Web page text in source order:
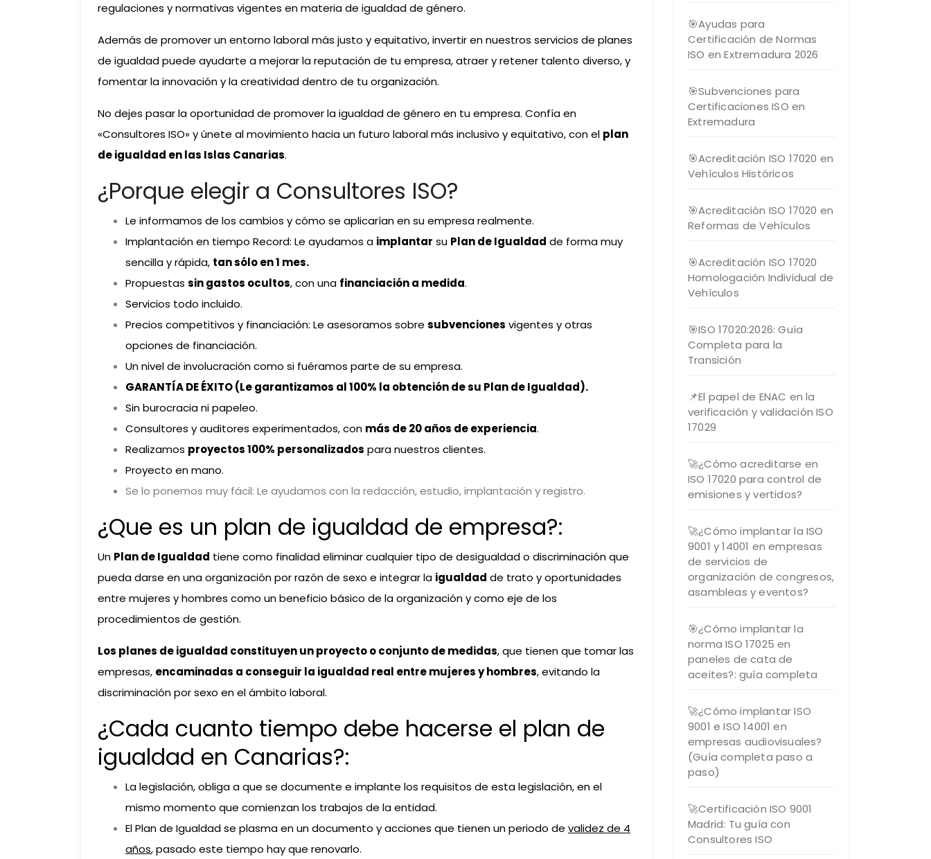
regulaciones y normativas vigentes en materia de igualdad de género.
Además de promover un entorno laboral más justo y equitativo, invertir en nuestros servicios de planes
de igualdad puede ayudarte a mejorar la reputación de tu empresa, atraer y retener talento diverso, y
fomentar la innovación y la creatividad dentro de tu organización.
No dejes pasar la oportunidad de promover la igualdad de género en tu empresa. Confía en
«Consultores ISO» y únete al movimiento hacia un futuro laboral más inclusivo y equitativo, con el plan
de igualdad en las Islas Canarias.
¿Porque elegir a Consultores ISO?
Le informamos de los cambios y cómo se aplicarían en su empresa realmente.
Implantación en tiempo Record: Le ayudamos a implantar su Plan de Igualdad de forma muy
sencilla y rápida, tan sólo en 1 mes.
Propuestas sin gastos ocultos, con una financiación a medida.
Servicios todo incluido.
Precios competitivos y financiación: Le asesoramos sobre subvenciones vigentes y otras
opciones de financiación.
Un nivel de involucración como si fuéramos parte de su empresa.
GARANTÍA DE ÉXITO (Le garantizamos al 100% la obtención de su Plan de Igualdad).
Sin burocracia ni papeleo.
Consultores y auditores experimentados, con más de 20 años de experiencia.
Realizamos proyectos 100% personalizados para nuestros clientes.
Proyecto en mano.
Se lo ponemos muy fácil: Le ayudamos con la redacción, estudio, implantación y registro.
¿Que es un plan de igualdad de empresa?:
Un Plan de Igualdad tiene como finalidad eliminar cualquier tipo de desigualdad o discriminación que
pueda darse en una organización por razón de sexo e integrar la igualdad de trato y oportunidades
entre mujeres y hombres como un beneficio básico de la organización y como eje de los
procedimientos de gestión.
Los planes de igualdad constituyen un proyecto o conjunto de medidas, que tienen que tomar las
empresas, encaminadas a conseguir la igualdad real entre mujeres y hombres, evitando la
discriminación por sexo en el ámbito laboral.
¿Cada cuanto tiempo debe hacerse el plan de
igualdad en Canarias?:
La legislación, obliga a que se documente e implante los requisitos de esta legislación, en el
mismo momento que comienzan los trabajos de la entidad.
El Plan de Igualdad se plasma en un documento y acciones que tienen un periodo de validez de 4
años, pasado este tiempo hay que renovarlo.
🎯Ayudas para
Certificación de Normas
ISO en Extremadura 2026
🎯Subvenciones para
Certificaciones ISO en
Extremadura
🎯Acreditación ISO 17020 en
Vehículos Históricos
🎯Acreditación ISO 17020 en
Reformas de Vehículos
🎯Acreditación ISO 17020
Homologación Individual de
Vehículos
🎯ISO 17020:2026: Guía
Completa para la
Transición
📌El papel de ENAC en la
verificación y validación ISO
17029
🚀¿Cómo acreditarse en
ISO 17020 para control de
emisiones y vertidos?
🚀¿Cómo implantar la ISO
9001 y 14001 en empresas
de servicios de
organización de congresos,
asambleas y eventos?
🎯¿Cómo implantar la
norma ISO 17025 en
paneles de cata de
aceites?: guía completa
🚀¿Cómo implantar ISO
9001 e ISO 14001 en
empresas audiovisuales?
(Guía completa paso a
paso)
🚀Certificación ISO 9001
Madrid: Tu guía con
Consultores ISO